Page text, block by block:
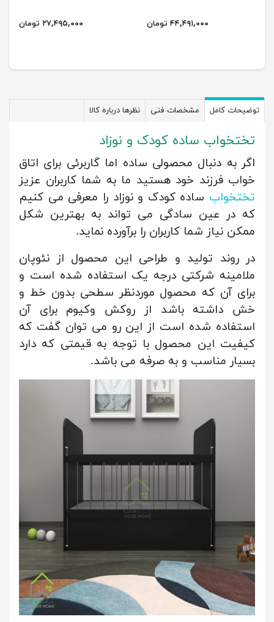
۴۴,۴۹۱,۰۰۰ تومان ۲۷,۴۹۵,۰۰۰ تومان
توضیحات کامل مشخصات فنی نظرها درباره کالا
تختخواب ساده کودک و نوزاد
اگر به دنبال محصولی ساده اما گاربرئی برای اتاق
خواب فرزند خود هستید ما به شما کاربران عزیز
تختخواب ساده کودک و نوزاد را معرفی می کنیم
که در عین سادگی می تواند به بهترین شکل
ممکن نیاز شما کاربران را برآورده نماید.
در روند تولید و طراحی این محصول از نئوپان
ملامینه شرکتی درجه یک استفاده شده است و
برای آن که محصول موردنظر سطحی بدون خط و
خش داشته باشد از روکش وکیوم برای آن
استفاده شده است از این رو می توان گفت که
کیفیت این محصول با توجه به قیمتی که دارد
بسیار مناسب و به صرفه می باشد.